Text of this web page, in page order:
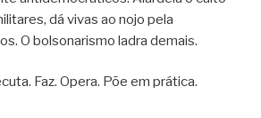
dá vivas ao nojo pela
O bolsonarismo ladra demais.
Faz. Opera. Põe em prática.